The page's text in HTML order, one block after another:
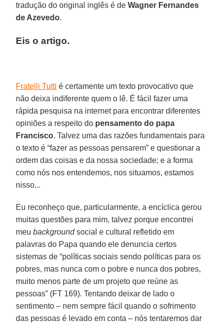
tradução do original inglês é de Wagner Fernandes
de Azevedo.
Eis o artigo.
Fratelli Tutti é certamente um texto provocativo que
não deixa indiferente quem o lê. É fácil fazer uma
rápida pesquisa na internet para encontrar diferentes
opiniões a respeito do pensamento do papa
Francisco. Talvez uma das razões fundamentais para
o texto é “fazer as pessoas pensarem” e questionar a
ordem das coisas e da nossa sociedade; e a forma
como nós nos entendemos, nos situamos, estamos
nisso...
Eu reconheço que, particularmente, a encíclica gerou
muitas questões para mim, talvez porque encontrei
meubackgroundsocial e cultural refletido em
palavras do Papa quando ele denuncia certos
sistemas de “políticas sociais sendo políticas para os
pobres, mas nunca com o pobre e nunca dos pobres,
muito menos parte de um projeto que reúne as
pessoas” (FT 169). Tentando deixar de lado o
sentimento – nem sempre fácil quando o sofrimento
das pessoas é levado em conta – nós tentaremos dar